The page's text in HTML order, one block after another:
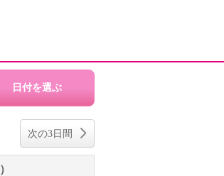
次の3日間